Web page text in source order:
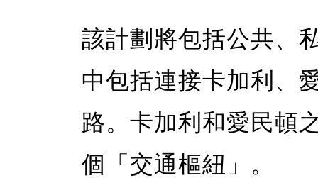
該計劃將包括公共、
中包括連接卡加利、
路。卡加利和愛民頓
個「交通樞紐」。